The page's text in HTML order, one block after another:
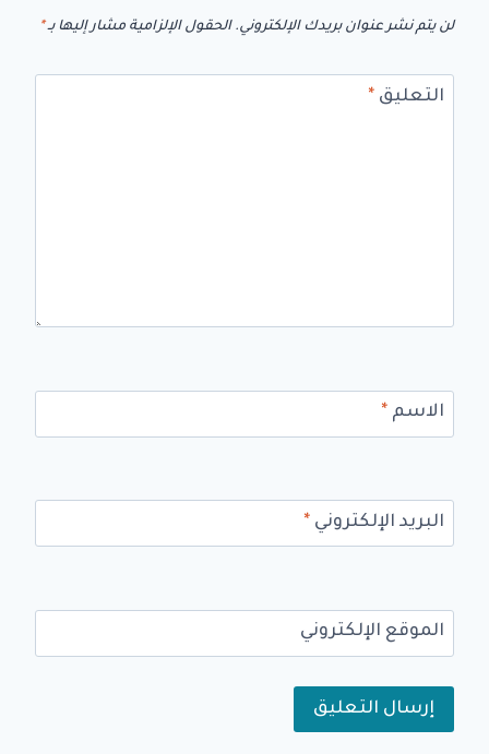
لن يتم نشر عنوان بريدك الإلكتروني. الحقول الإلزامية مشار إليها بـ*
التعليق *
الاسم *
البريد الإلكتروني *
الموقع الإلكتروني